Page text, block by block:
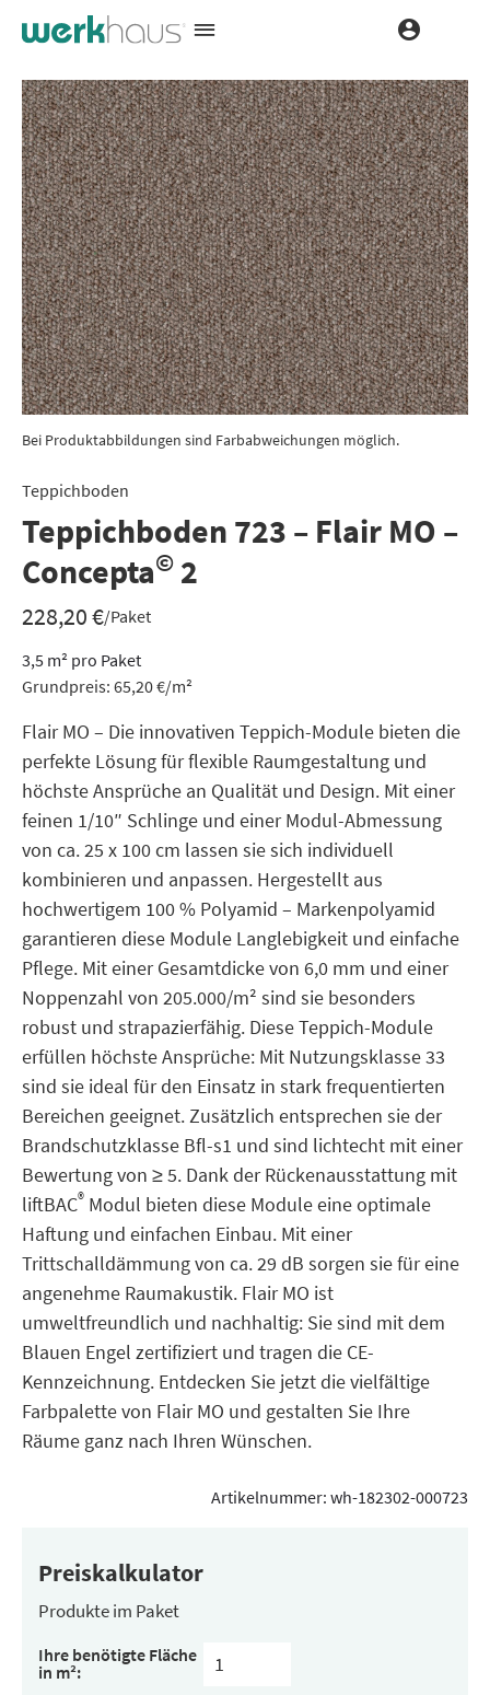
Bei Produktabbildungen sind Farbabweichungen möglich.
Teppichboden
Teppichboden 723 – Flair MO –
Concepta© 2
228,20€/Paket
3,5 m² pro Paket
Grundpreis: 65,20€/m²
Flair MO – Die innovativen Teppich-Module bieten die
perfekte Lösung für flexible Raumgestaltung und
höchste Ansprüche an Qualität und Design. Mit einer
feinen 1/10″ Schlinge und einer Modul-Abmessung
von ca. 25 x 100 cm lassen sie sich individuell
kombinieren und anpassen. Hergestellt aus
hochwertigem 100 % Polyamid – Markenpolyamid
garantieren diese Module Langlebigkeit und einfache
Pflege. Mit einer Gesamtdicke von 6,0 mm und einer
Noppenzahl von 205.000/m² sind sie besonders
robust und strapazierfähig. Diese Teppich-Module
erfüllen höchste Ansprüche: Mit Nutzungsklasse 33
sind sie ideal für den Einsatz in stark frequentierten
Bereichen geeignet. Zusätzlich entsprechen sie der
Brandschutzklasse Bfl-s1 und sind lichtecht mit einer
Bewertung von ≥ 5. Dank der Rückenausstattung mit
liftBAC® Modul bieten diese Module eine optimale
Haftung und einfachen Einbau. Mit einer
Trittschalldämmung von ca. 29 dB sorgen sie für eine
angenehme Raumakustik. Flair MO ist
umweltfreundlich und nachhaltig: Sie sind mit dem
Blauen Engel zertifiziert und tragen die CE-
Kennzeichnung. Entdecken Sie jetzt die vielfältige
Farbpalette von Flair MO und gestalten Sie Ihre
Räume ganz nach Ihren Wünschen.
Artikelnummer: wh-182302-000723
Preiskalkulator
Produkte im Paket
Inhalt
pro
Paket
Ihre benötigte Fläche
in m²: